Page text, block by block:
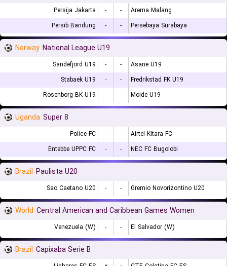
Persija Jakarta - -
Arema Malang
Persib Bandung
- - Persebaya Surabaya
Norway National League U19
Sandefjord U19 - -
Asane U19
Stabaek U19
- -
Fredrikstad FK U19
Rosenborg BK U19
- - Molde U19
Uganda Super 8
Police FC - -
Airtel Kitara FC
Entebbe UPPC FC
- - NEC FC Bugolobi
Brazil Paulista U20
Sao Caetano U20 - - Gremio Novorizontino U20
World Central American and Caribbean Games Women
Venezuela (W) - - El Salvador (W)
Brazil Capixaba Serie B